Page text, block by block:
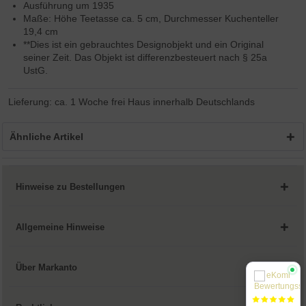
Ausführung um 1935
Maße: Höhe Teetasse ca. 5 cm, Durchmesser Kuchenteller
19,4 cm
**Dies ist ein gebrauchtes Designobjekt und ein Original
seiner Zeit. Das Objekt ist differenzbesteuert nach § 25a
UstG.
Lieferung: ca. 1 Woche frei Haus innerhalb Deutschlands
Ähnliche Artikel
Hinweise zu Bestellungen
Allgemeine Hinweise
Über Markanto